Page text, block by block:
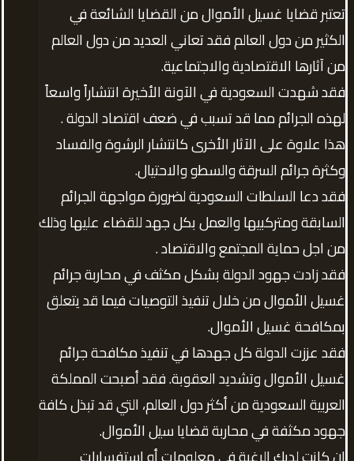
تعتبر قضايا غسيل الأموال من القضايا الشائعة في
الكثير من دول العالم فقد تعاني العديد من دول العالم
من آثارها الاقتصادية والاجتماعية.
فقد شهدت السعودية في الآونة الأخيرة انتشاراً واسعاً
لهذه الجرائم مما قد تسبب في ضعف اقتصاد الدولة .
هذا علاوة على الآثار الأخرى كانتشار الرشوة والفساد
وكثرة جرائم السرقة والسطو والاحتيال.
فقد دعا السلطات السعودية لضرورة مواجهة الجرائم
السابقة ومتركبيها والعمل بكل جهد للقضاء عليها وذلك
من اجل حماية المجتمع والاقتصاد .
فقد زادت جهود الدولة بشكل مكثف في محاربة جرائم
غسيل الأموال من خلال تنفيذ التوصيات فيما قد يتعلق
بمكافحة غسيل الأموال.
فقد عززت الدولة كل جهدها في تنفيذ مكافحة جرائم
غسيل الأموال وتشديد العقوبة. فقد أصبحت المملكة
العربية السعودية من أكثر دول العالم، التي قد تبذل كافة
جهود مكثفة في محاربة قضايا سيل الأموال.